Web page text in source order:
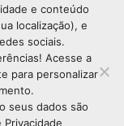
e conteúdo
localização), e
sociais.
Acesse a
para personalizar
seus dados são